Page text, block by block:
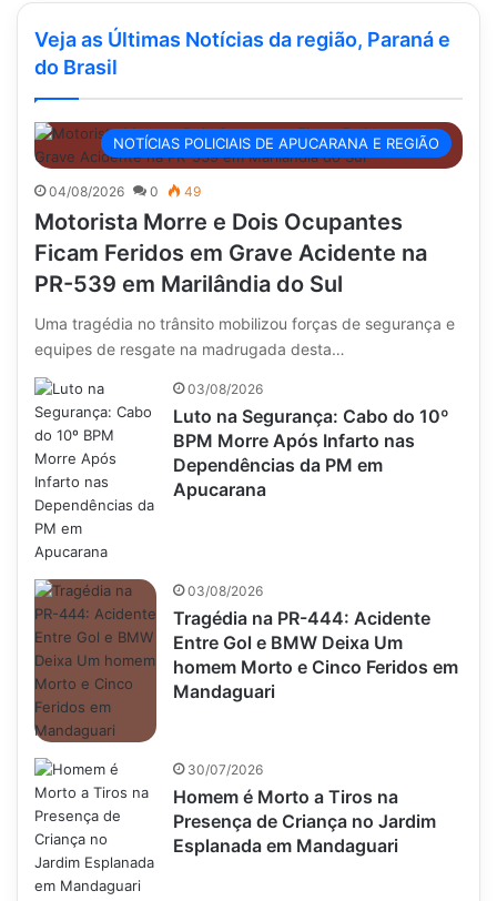
Veja as Últimas Notícias da região, Paraná e
do Brasil
NOTÍCIAS POLICIAIS DE APUCARANA E REGIÃO
04/08/2026 0 49
Motorista Morre e Dois Ocupantes
Ficam Feridos em Grave Acidente na
PR-539 em Marilândia do Sul
Uma tragédia no trânsito mobilizou forças de segurança e
equipes de resgate na madrugada desta…
03/08/2026
Luto na Segurança: Cabo do 10º
BPM Morre Após Infarto nas
Dependências da PM em
Apucarana
03/08/2026
Tragédia na PR-444: Acidente
Entre Gol e BMW Deixa Um
homem Morto e Cinco Feridos em
Mandaguari
30/07/2026
Homem é Morto a Tiros na
Presença de Criança no Jardim
Esplanada em Mandaguari